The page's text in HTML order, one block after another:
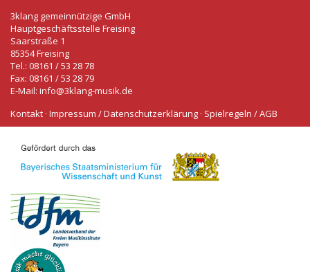
3klang gemeinnützige GmbH
Hauptgeschäftsstelle Freising
Saarstraße 1
85354 Freising
Tel.: 08161 / 53 28 78
Fax: 08161 / 53 28 79
E-Mail: info@3klang-musik.de
Kontakt · Impressum / Datenschutzerklärung · Spielregeln / AGB